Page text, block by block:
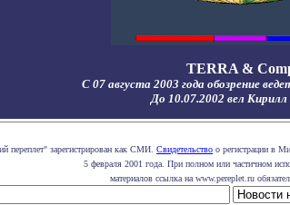
TERRA &
С 07 августа 2003 года обозрение
До 10.07.2002 вел
переплет" зарегистрирован как СМИ. Свидетельство о регистрации в
5 февраля 2001 года. При полном или частичном
материалов ссылка на www.pereplet.ru